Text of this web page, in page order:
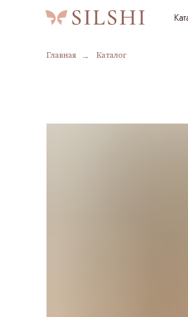
Каталог
Главная → Каталог